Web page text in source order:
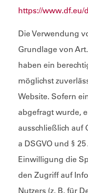
https://www.df.eu/
Die Verwendung
Grundlage von
haben ein
möglichst
Website. Sofern
abgefragt wurde,
ausschließlich auf
a DSGVO und §
Einwilligung die
den Zugriff auf
Nutzers (z. B. für